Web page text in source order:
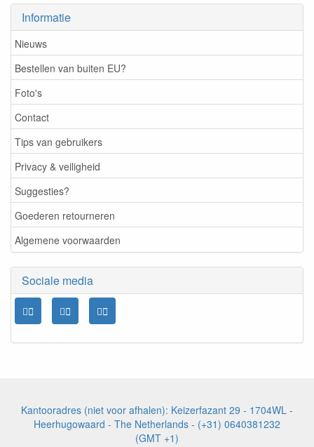
Informatie
Nieuws
Bestellen van buiten EU?
Foto's
Contact
Tips van gebruikers
Privacy & veiligheid
Suggesties?
Goederen retourneren
Algemene voorwaarden
Sociale media
Kantooradres (niet voor afhalen): Keizerfazant 29 - 1704WL -
Heerhugowaard - The Netherlands - (+31) 0640381232
(GMT +1)